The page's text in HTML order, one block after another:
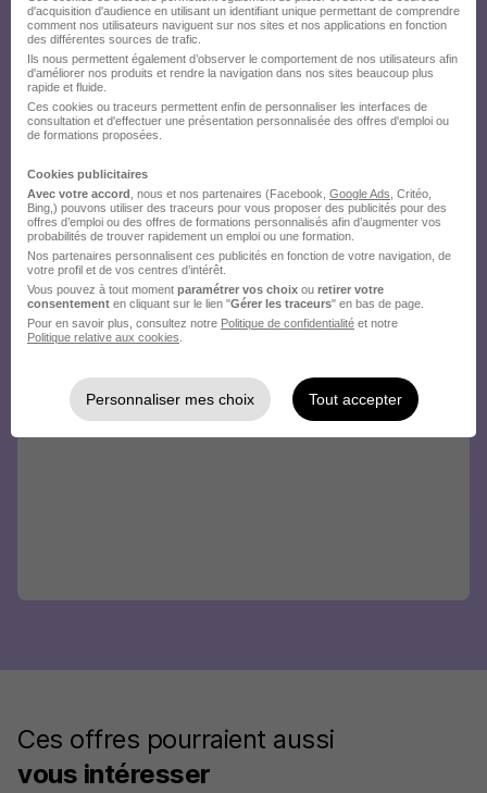
Ces offres pourraient aussi
vous intéresser
d'acquisition d'audience en utilisant un identifiant unique permettant de comprendre
comment nos utilisateurs naviguent sur nos sites et nos applications en fonction
des différentes sources de trafic.
Ils nous permettent également d’observer le comportement de nos utilisateurs afin
d'améliorer nos produits et rendre la navigation dans nos sites beaucoup plus
rapide et fluide.
Ces cookies ou traceurs permettent enfin de personnaliser les interfaces de
consultation et d'effectuer une présentation personnalisée des offres d'emploi ou
de formations proposées.
Cookies publicitaires
Avec votre accord , nous et nos partenaires (Facebook, Google Ads , Critéo,
Bing,) pouvons utiliser des traceurs pour vous proposer des publicités pour des
offres d’emploi ou des offres de formations personnalisés afin d’augmenter vos
probabilités de trouver rapidement un emploi ou une formation.
Nos partenaires personnalisent ces publicités en fonction de votre navigation, de
votre profil et de vos centres d’intérêt.
Vous pouvez à tout moment paramétrer vos choix ou retirer votre
consentement en cliquant sur le lien "Gérer les traceurs" en bas de page.
Pour en savoir plus, consultez notre Politique de confidentialité et notre
Politique relative aux cookies
Personnaliser mes choix Tout accepter